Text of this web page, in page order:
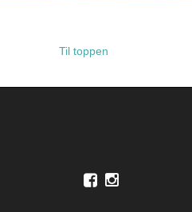
Til toppen